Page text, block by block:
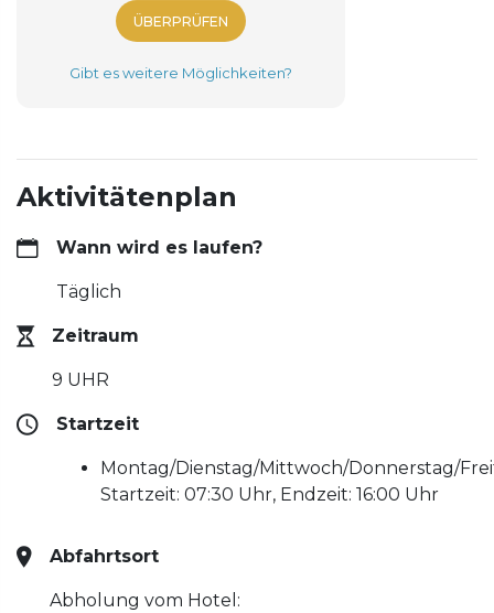
ÜBERPRÜFEN
Gibt es weitere Möglichkeiten?
Aktivitätenplan
Wann wird es laufen?
Täglich
Zeitraum
9 UHR
Startzeit
Montag/Dienstag/Mittwoch/Donnerstag/
Startzeit: 07:30 Uhr, Endzeit: 16:00 Uhr
Abfahrtsort
Abholung vom Hotel: